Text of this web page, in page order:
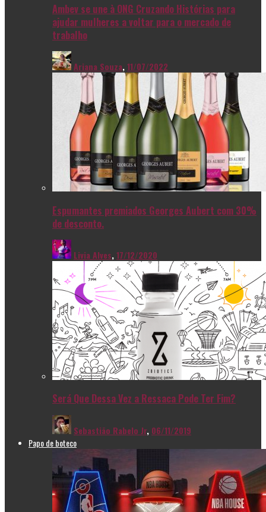
Ambev se une à ONG Cruzando Histórias para
ajudar mulheres a voltar para o mercado de
trabalho
Ariana Souza,11/07/2022
Espumantes premiados Georges Aubert com 30%
de desconto.
Livia Alves,17/12/2020
Será Que Dessa Vez a Ressaca Pode Ter Fim?
Sebastião Rabelo Jr, 06/11/2019
Papo de boteco